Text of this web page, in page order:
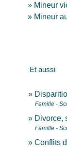
Mineur
Mineur
Et aussi
Famille -
Divorce,
Famille -
Conflits